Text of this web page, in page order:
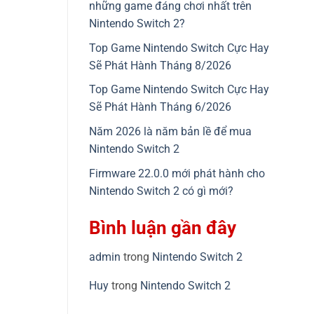
những game đáng chơi nhất trên
Nintendo Switch 2?
Top Game Nintendo Switch Cực Hay
Sẽ Phát Hành Tháng 8/2026
Top Game Nintendo Switch Cực Hay
Sẽ Phát Hành Tháng 6/2026
Năm 2026 là năm bản lề để mua
Nintendo Switch 2
Firmware 22.0.0 mới phát hành cho
Nintendo Switch 2 có gì mới?
Bình luận gần đây
admin trong Nintendo Switch 2
Huy trong Nintendo Switch 2